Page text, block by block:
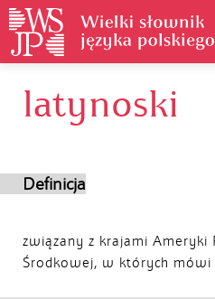
Historia
latynoski
Definicja
związany z krajami Ameryki
Środkowej, w których mówi